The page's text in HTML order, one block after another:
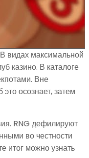
видах максимальной
казино. В каталоге
Вне
осознает, затем
RNG дефилируют
во честности
итог можно узнать